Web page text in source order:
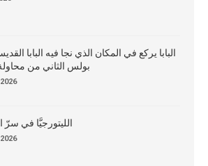
البابا يركع في المكان الذي نجا فيه البابا
بولس الثاني من
الليتورجيَّا في سرّ